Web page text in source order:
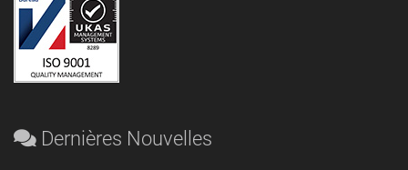
Dernières Nouvelles